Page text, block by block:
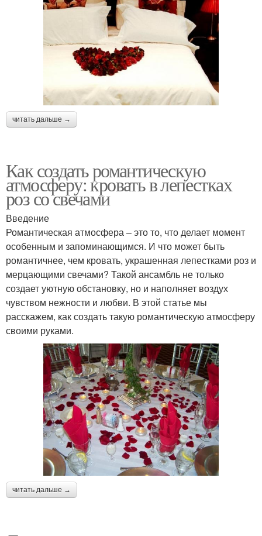
читать дальше →
Как создать романтическую
атмосферу: кровать в лепестках
роз со свечами
Введение
Романтическая атмосфера – это то, что делает момент
особенным и запоминающимся. И что может быть
романтичнее, чем кровать, украшенная лепестками роз и
мерцающими свечами? Такой ансамбль не только
создает уютную обстановку, но и наполняет воздух
чувством нежности и любви. В этой статье мы
расскажем, как создать такую романтическую атмосферу
своими руками.
читать дальше →